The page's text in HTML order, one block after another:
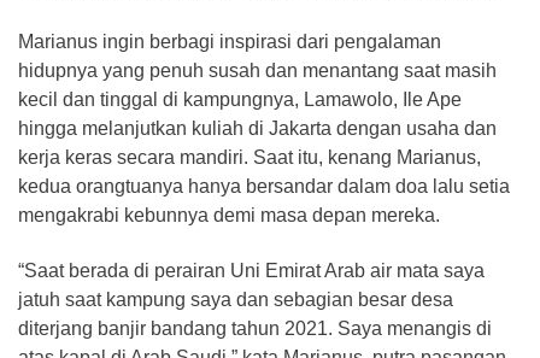
Marianus ingin berbagi inspirasi dari pengalaman
hidupnya yang penuh susah dan menantang saat masih
kecil dan tinggal di kampungnya, Lamawolo, Ile Ape
hingga melanjutkan kuliah di Jakarta dengan usaha dan
kerja keras secara mandiri. Saat itu, kenang Marianus,
kedua orangtuanya hanya bersandar dalam doa lalu setia
mengakrabi kebunnya demi masa depan mereka.
“Saat berada di perairan Uni Emirat Arab air mata saya
jatuh saat kampung saya dan sebagian besar desa
diterjang banjir bandang tahun 2021. Saya menangis di